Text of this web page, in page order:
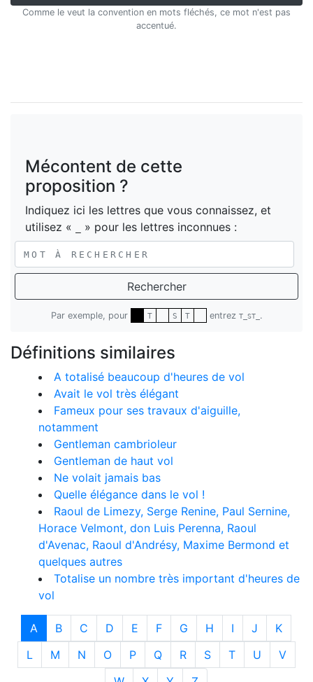
Comme le veut la convention en mots fléchés, ce mot n'est pas
accentué.
Mécontent de cette
proposition ?
Indiquez ici les lettres que vous connaissez, et
utilisez «
» pour les lettres inconnues :
Rechercher
Par exemple, pour T S T entrez T_ST_ .
Définitions similaires
A totalisé beaucoup d'heures de vol
Avait le vol très élégant
Fameux pour ses travaux d'aiguille,
notamment
Gentleman cambrioleur
Gentleman de haut vol
Ne volait jamais bas
Quelle élégance dans le vol !
Raoul de Limezy, Serge Renine, Paul Sernine,
Horace Velmont, don Luis Perenna, Raoul
d'Avenac, Raoul d'Andrésy, Maxime Bermond et
quelques autres
Totalise un nombre très important d'heures de
vol
A B C D E F G H I J
K
L
M N O P Q R S T U
V